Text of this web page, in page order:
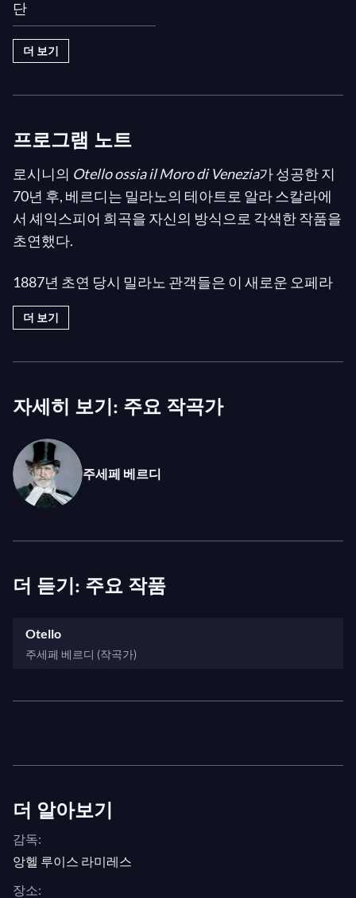
III: "Esterrefatta fisso"
III: "Vieni; l'aula è deserta"
III: "...e intanto, giacchè non si stanca
mai"
III: "Il Doge ed il Senato salutano"
III: "Quell' innocente un fremito"
IV: "Era più calmo?"
IV: "Piangea cantando nell'erma
IV: "Diceste questa sera le vostre
preci?"
단
더 보기
프로그램 노트
로시니의 Otello ossia il Moro di Venezia가 성공한 지
70년 후, 베르디는 밀라노의 테아트로 알라 스칼라에
서 셰익스피어 희곡을 자신의 방식으로 각색한 작품을
초연했다.
1887년 초연 당시 밀라노 관객들은 이 새로운 오페라
를 열광적으로 환영했으며, 그 결과 로시니의
베르디의 작품에 밀려 상대적으로 잊혀지게 되었다.
가갔다. 바르셀로나 그란 테아트르 델 리세우에서 선
보인 이 무대는 불꽃과 열정으로 가득 차 있으며, 놀라
운 무대 디자인과 윌리 데커 프로덕션에 걸맞은 연기
력을 자랑한다...
더 보기
자세히 보기: 주요 작곡가
주세페 베르디
더 듣기: 주요 작품
Otello
주세페 베르디 (작곡가)
더 알아보기
감독:
앙헬 루이스 라미레스
장소: